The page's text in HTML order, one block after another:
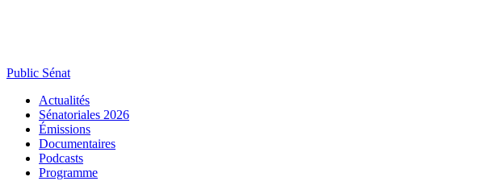
Public Sénat
Actualités
Sénatoriales 2026
Émissions
Documentaires
Podcasts
Programme